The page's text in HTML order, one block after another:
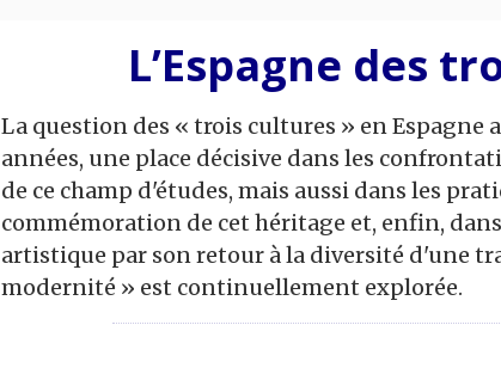
L’Espagne des
La question des « trois cultures » en Espagne
années, une place décisive dans les
de ce champ d'études, mais aussi dans les
commémoration de cet héritage et, enfin,
artistique par son retour à la diversité d'une
modernité » est continuellement explorée.